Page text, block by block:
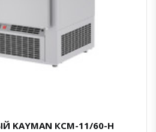
KAYMAN КСМ-11/60-Н